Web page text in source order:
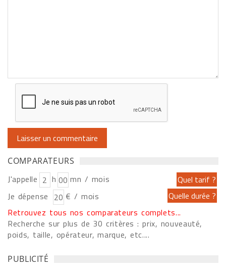
COMPARATEURS
J'appelle h
mn / mois
Je dépense
€ / mois
Retrouvez tous nos comparateurs complets...
Recherche sur plus de 30 critères : prix, nouveauté,
poids, taille, opérateur, marque, etc....
PUBLICITÉ